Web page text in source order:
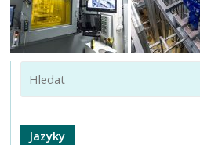
Jazyky